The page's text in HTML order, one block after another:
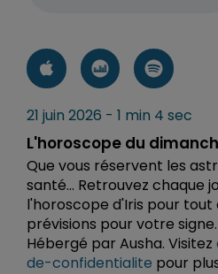
21 juin 2026 - 1 min 4 sec
L'horoscope du
Que vous réservent les
santé... Retrouvez chaque
l'horoscope d'Iris pour
prévisions pour votre signe.
Hébergé par Ausha. Visitez
de-confidentialite pour